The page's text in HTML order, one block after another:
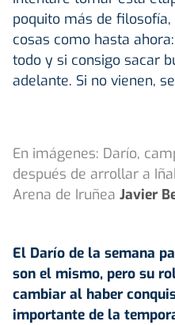
poquito más de
cosas como hasta
todo y si consigo sacar
adelante. Si no vienen,
En imágenes: Darío,
después de arrollar a
Arena de Iruñea Javier
El Darío de la semana
son el mismo, pero su
cambiar al haber
importante de la